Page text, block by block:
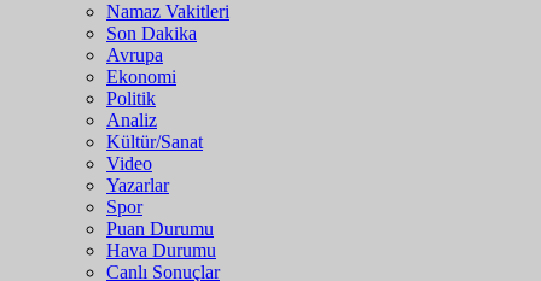
Namaz Vakitleri
Son Dakika
Avrupa
Ekonomi
Politik
Analiz
Kültür/Sanat
Video
Yazarlar
Spor
Puan Durumu
Hava Durumu
Canlı Sonuçlar